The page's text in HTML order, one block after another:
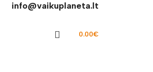
info@vaikuplaneta.lt
0.00€